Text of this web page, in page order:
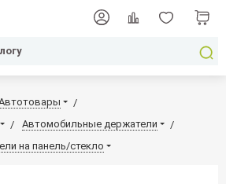
Автомобильные держатели
на панель/стекло